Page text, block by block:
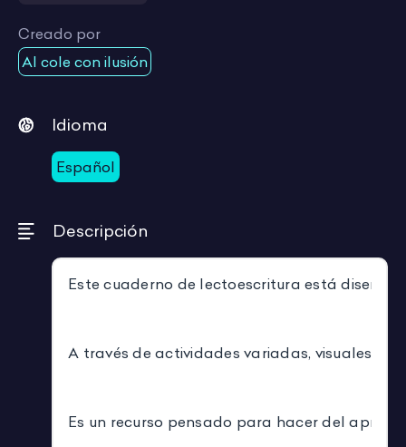
Creado por
Al cole con ilusión
Idioma
Español
Descripción
Este cuaderno de lectoescritura está
A través de actividades variadas, visuales y
Es un recurso pensado para hacer del